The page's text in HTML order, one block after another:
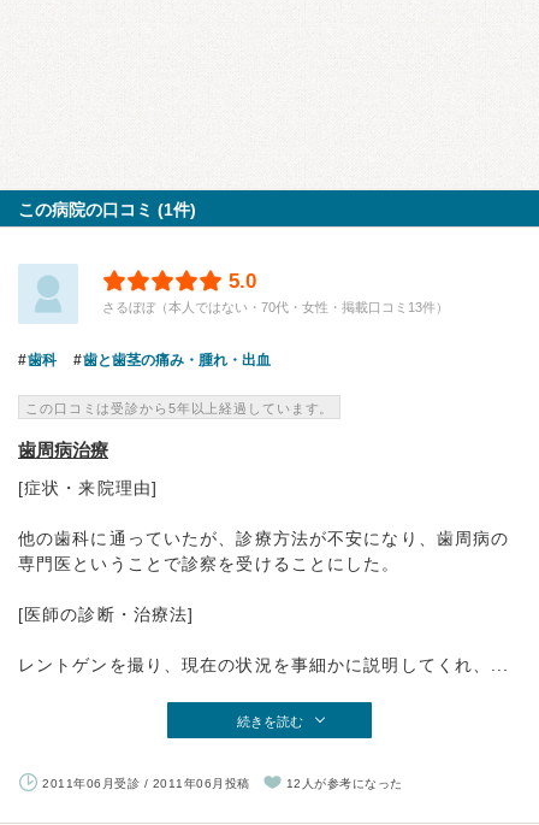
この病院の口コミ (1件)
5.0
さるぼぼ（本人ではない・70代・女性・掲載口コミ13件）
歯科 歯と歯茎の痛み・腫れ・出血
この口コミは受診から5年以上経過しています。
歯周病治療
[症状・来院理由]
他の歯科に通っていたが、診療方法が不安になり、歯周病の
専門医ということで診察を受けることにした。
[医師の診断・治療法]
レントゲンを撮り、現在の状況を事細かに説明してくれ、...
続きを読む
2011年06月受診 / 2011年06月投稿 12人が参考になった